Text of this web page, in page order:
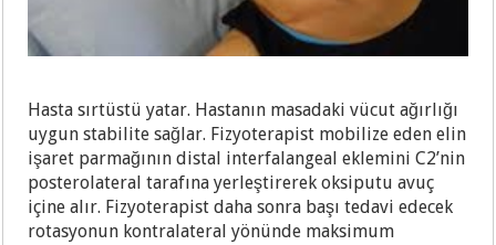
Hasta sırtüstü yatar. Hastanın masadaki vücut ağırlığı
uygun stabilite sağlar. Fizyoterapist mobilize eden elin
işaret parmağının distal interfalangeal eklemini C2’nin
posterolateral tarafına yerleştirerek oksiputu avuç
içine alır. Fizyoterapist daha sonra başı tedavi edecek
rotasyonun kontralateral yönünde maksimum